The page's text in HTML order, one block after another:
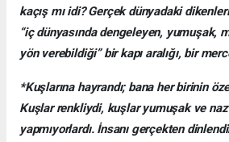
kaçış mı idi? Gerçek dünyadaki
“iç dünyasında dengeleyen, yumuşak,
yön verebildiği” bir kapı aralığı, bir
*Kuşlarına hayrandı; bana her birinin
Kuşlar renkliydi, kuşlar yumuşak ve
yapmıyorlardı. İnsanı gerçekten